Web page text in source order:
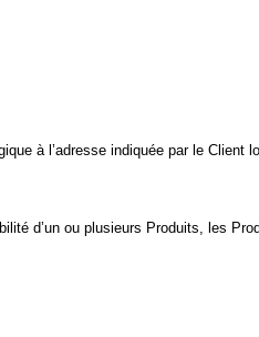
à l’adresse indiquée par le Client
d’un ou plusieurs Produits, les